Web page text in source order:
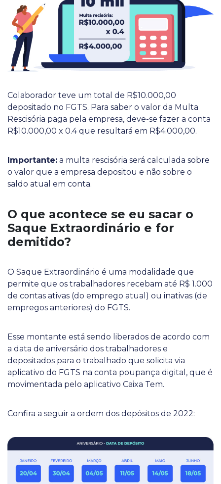
Colaborador teve um total de R$10.000,00
depositado no FGTS. Para saber o valor da Multa
Rescisória paga pela empresa, deve-se fazer a conta
R$10.000,00 x 0.4 que resultará em R$4.000,00.
Importante: a multa rescisória será calculada sobre
o valor que a empresa depositou e não sobre o
saldo atual em conta.
O que acontece se eu sacar o
Saque Extraordinário e for
demitido?
O Saque Extraordinário é uma modalidade que
permite que os trabalhadores recebam até R$ 1.000
de contas ativas (do emprego atual) ou inativas (de
empregos anteriores) do FGTS.
Esse montante está sendo liberados de acordo com
a data de aniversário dos trabalhadores e
depositados para o trabalhado que solicita via
aplicativo do FGTS na conta poupança digital, que é
movimentada pelo aplicativo Caixa Tem.
Confira a seguir a ordem dos depósitos de 2022: